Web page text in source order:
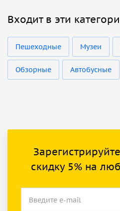
Входит в эти
Пешеходные Музеи
Обзорные Автобусные
скидку 5% на